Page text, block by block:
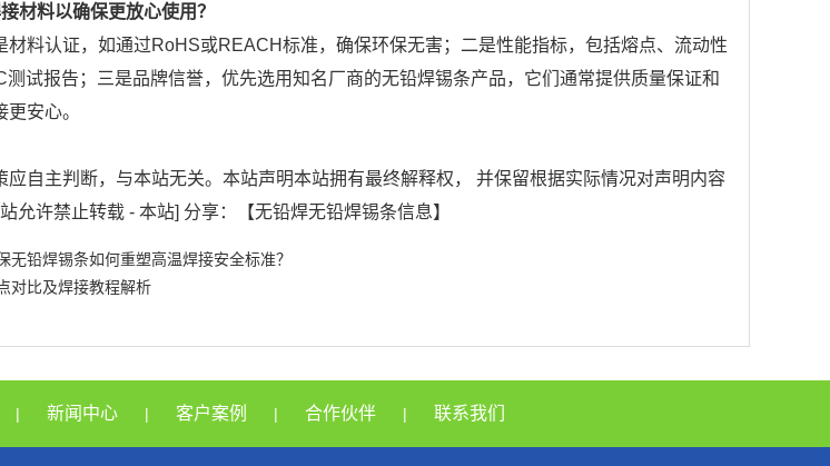
材料以确保更放心使用？
材料认证，如通过RoHS或REACH标准，确保环保无害；二是性能指标，包括熔点、流动性
试报告；三是品牌信誉，优先选用知名厂商的无铅焊锡条产品，它们通常提供质量保证和
安心。
自主判断，与本站无关。本站声明本站拥有最终解释权， 并保留根据实际情况对声明内容
允许禁止转载 - 本站] 分享：【无铅焊无铅焊锡条信息】
无铅焊锡条如何重塑高温焊接安全标准？
对比及焊接教程解析
| 新闻中心 | 客户案例 | 合作伙伴 | 联系我们